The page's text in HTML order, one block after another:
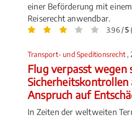
einer Beförderung mit
Reiserecht anwendbar.
3.96 /5
Transport- und Speditionsrecht ,
Flug verpasst wegen
Sicherheitskontrollen
Anspruch auf
In Zeiten der weltweiten